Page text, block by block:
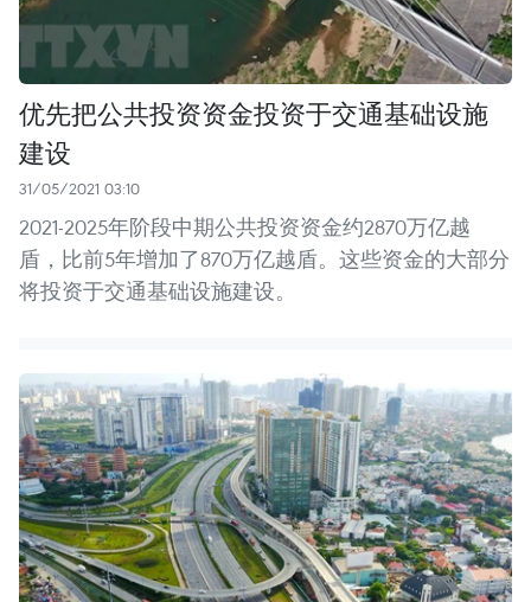
优先把公共投资资金投资于交通基础设施
建设
31/05/2021 03:10
2021-2025年阶段中期公共投资资金约2870万亿越
盾，比前5年增加了870万亿越盾。这些资金的大部分
将投资于交通基础设施建设。